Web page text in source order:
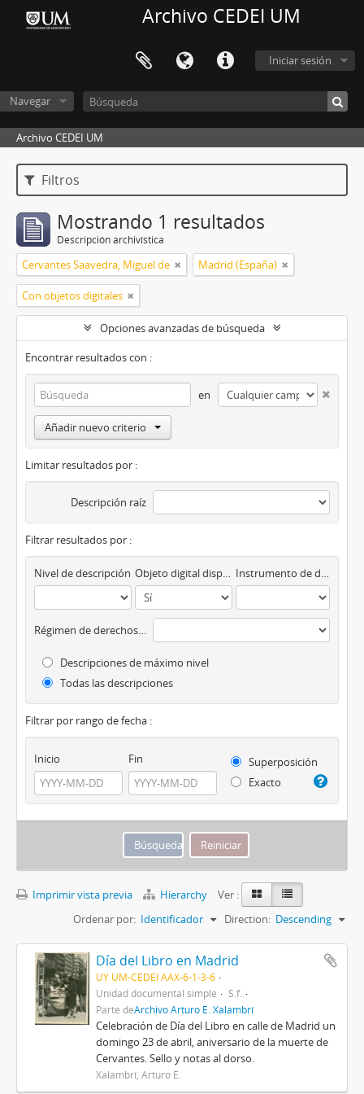
Archivo CEDEI UM
Iniciar sesión
Navegar
Archivo CEDEI UM
Filtros
Mostrando 1 resultados
Descripción archivística
Cervantes Saavedra, Miguel de Madrid (España)
Con objetos digitales
Opciones avanzadas de búsqueda
Encontrar resultados con :
en
Añadir nuevo criterio
Limitar resultados por :
Descripción raíz
Filtrar resultados por :
Nivel de descripción Objeto digital disponibles Instrumento de descripción
Régimen de derechos de autor
Descripciones de máximo nivel
Todas las descripciones
Filtrar por rango de fecha :
Inicio Fin
Superposición
Exacto
Imprimir vista previa Hierarchy
Ver :
Ordenar por: Identificador Direction: Descending
Día del Libro en Madrid
UY UM-CEDEI AAX-6-1-3-6
Unidad documental simple
S.f.
Parte deArchivo Arturo E. Xalambrí
Celebración de Día del Libro en calle de Madrid un
domingo 23 de abril, aniversario de la muerte de
Cervantes. Sello y notas al dorso.
Xalambrí, Arturo E.